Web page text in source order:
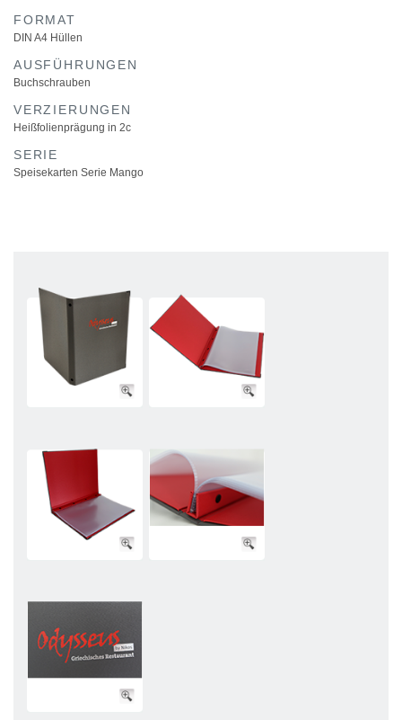
FORMAT
DIN A4 Hüllen
AUSFÜHRUNGEN
Buchschrauben
VERZIERUNGEN
Heißfolienprägung in 2c
SERIE
Speisekarten Serie Mango